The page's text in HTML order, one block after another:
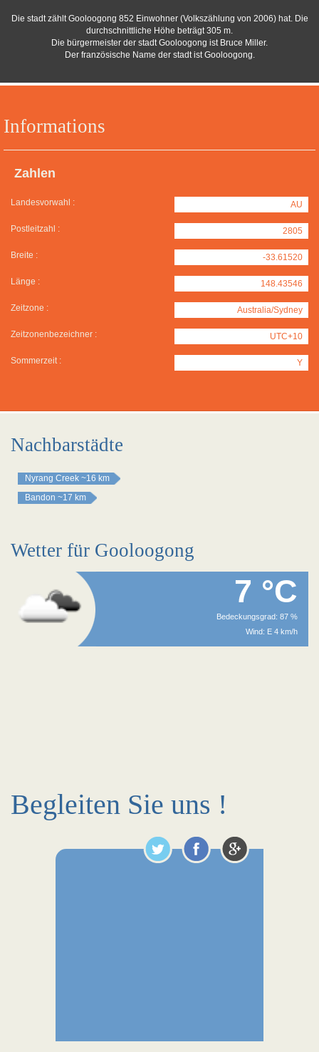
Informations
Zahlen
Landesvorwahl : AU
Postleitzahl : 2805
Breite : -33.61520
Länge : 148.43546
Zeitzone : Australia/Sydney
Zeitzonenbezeichner : UTC+10
Sommerzeit : Y
Die stadt zählt Gooloogong 852 Einwohner (Volkszählung von 2006) hat. Die
durchschnittliche Höhe beträgt 305 m.
Die bürgermeister der stadt Gooloogong ist Bruce Miller.
Der französische Name der stadt ist Gooloogong.
Nachbarstädte
Nyrang Creek ~16 km
Bandon ~17 km
Wetter für Gooloogong
7 °C
Bedeckungsgrad: 87 %
Wind: E 4 km/h
Begleiten Sie uns !